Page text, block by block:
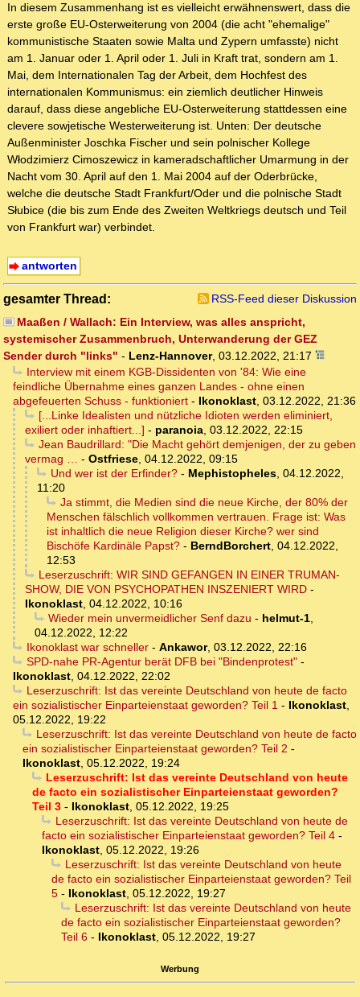
In diesem Zusammenhang ist es vielleicht erwähnenswert, dass die
erste große EU-Osterweiterung von 2004 (die acht "ehemalige"
kommunistische Staaten sowie Malta und Zypern umfasste) nicht
am 1. Januar oder 1. April oder 1. Juli in Kraft trat, sondern am 1.
Mai, dem Internationalen Tag der Arbeit, dem Hochfest des
internationalen Kommunismus: ein ziemlich deutlicher Hinweis
darauf, dass diese angebliche EU-Osterweiterung stattdessen eine
clevere sowjetische Westerweiterung ist. Unten: Der deutsche
Außenminister Joschka Fischer und sein polnischer Kollege
Włodzimierz Cimoszewicz in kameradschaftlicher Umarmung in der
Nacht vom 30. April auf den 1. Mai 2004 auf der Oderbrücke,
welche die deutsche Stadt Frankfurt/Oder und die polnische Stadt
Słubice (die bis zum Ende des Zweiten Weltkriegs deutsch und Teil
von Frankfurt war) verbindet.
antworten
gesamter Thread:
RSS-Feed dieser Diskussion
Maaßen / Wallach: Ein Interview, was alles anspricht,
systemischer Zusammenbruch, Unterwanderung der GEZ
Sender durch "links" - Lenz-Hannover, 03.12.2022, 21:17
Interview mit einem KGB-Dissidenten von '84: Wie eine
feindliche Übernahme eines ganzen Landes - ohne einen
abgefeuerten Schuss - funktioniert - Ikonoklast, 03.12.2022, 21:36
[...Linke Idealisten und nützliche Idioten werden eliminiert,
exiliert oder inhaftiert...] - paranoia, 03.12.2022, 22:15
Jean Baudrillard: "Die Macht gehört demjenigen, der zu geben
vermag … - Ostfriese, 04.12.2022, 09:15
Und wer ist der Erfinder?- Mephistopheles, 04.12.2022,
11:20
Ja stimmt, die Medien sind die neue Kirche, der 80% der
Menschen fälschlich vollkommen vertrauen. Frage ist: Was
ist inhaltlich die neue Religion dieser Kirche? wer sind
Bischöfe Kardinäle Papst? - BerndBorchert, 04.12.2022,
12:53
Leserzuschrift: WIR SIND GEFANGEN IN EINER TRUMAN-
SHOW, DIE VON PSYCHOPATHEN INSZENIERT WIRD -
Ikonoklast, 04.12.2022, 10:16
Wieder mein unvermeidlicher Senf dazu - helmut-1,
04.12.2022, 12:22
Ikonoklast war schneller- Ankawor, 03.12.2022, 22:16
SPD-nahe PR-Agentur berät DFB bei "Bindenprotest"-
Ikonoklast, 04.12.2022, 22:02
Leserzuschrift: Ist das vereinte Deutschland von heute de facto
ein sozialistischer Einparteienstaat geworden? Teil 1 - Ikonoklast,
05.12.2022, 19:22
Leserzuschrift: Ist das vereinte Deutschland von heute de facto
ein sozialistischer Einparteienstaat geworden? Teil 2 -
Ikonoklast, 05.12.2022, 19:24
Leserzuschrift: Ist das vereinte Deutschland von heute
de facto ein sozialistischer Einparteienstaat geworden?
Teil 3 - Ikonoklast, 05.12.2022, 19:25
Leserzuschrift: Ist das vereinte Deutschland von heute de
facto ein sozialistischer Einparteienstaat geworden? Teil 4 -
Ikonoklast, 05.12.2022, 19:26
Leserzuschrift: Ist das vereinte Deutschland von heute
de facto ein sozialistischer Einparteienstaat geworden? Teil
5 - Ikonoklast, 05.12.2022, 19:27
Leserzuschrift: Ist das vereinte Deutschland von heute
de facto ein sozialistischer Einparteienstaat geworden?
Teil 6 - Ikonoklast, 05.12.2022, 19:27
Werbung